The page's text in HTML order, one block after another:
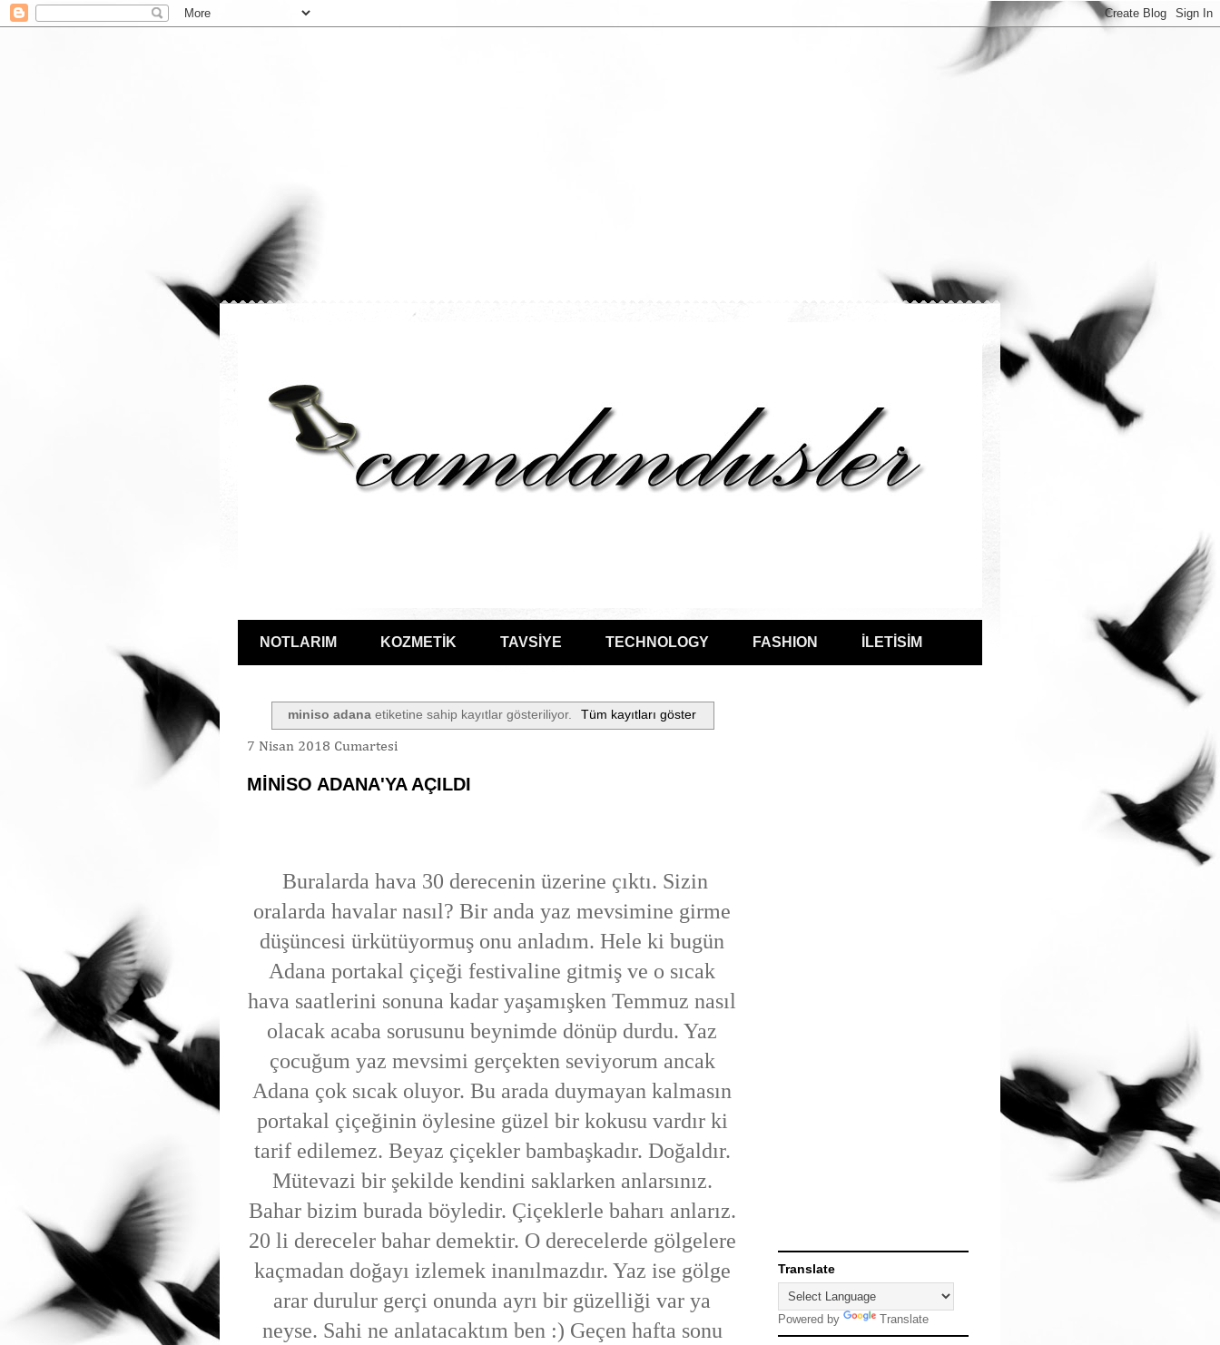
NOTLARIM KOZMETİK TAVSİYE TECHNOLOGY FASHION İLETİSİM
miniso adana etiketine sahip kayıtlar gösteriliyor. Tüm kayıtları göster
7 Nisan 2018 Cumartesi
MİNİSO ADANA'YA AÇILDI
Buralarda hava 30 derecenin üzerine çıktı. Sizin
oralarda havalar nasıl? Bir anda yaz mevsimine girme
düşüncesi ürkütüyormuş onu anladım. Hele ki bugün
Adana portakal çiçeği festivaline gitmiş ve o sıcak
hava saatlerini sonuna kadar yaşamışken Temmuz nasıl
olacak acaba sorusunu beynimde dönüp durdu. Yaz
çocuğum yaz mevsimi gerçekten seviyorum ancak
Adana çok sıcak oluyor. Bu arada duymayan kalmasın
portakal çiçeğinin öylesine güzel bir kokusu vardır ki
tarif edilemez. Beyaz çiçekler bambaşkadır. Doğaldır.
Mütevazi bir şekilde kendini saklarken anlarsınız.
Bahar bizim burada böyledir. Çiçeklerle baharı anlarız.
20 li dereceler bahar demektir. O derecelerde gölgelere
kaçmadan doğayı izlemek inanılmazdır. Yaz ise gölge
arar durulur gerçi onunda ayrı bir güzelliği var ya
neyse. Sahi ne anlatacaktım ben :) Geçen hafta sonu
Translate
Powered by Translate